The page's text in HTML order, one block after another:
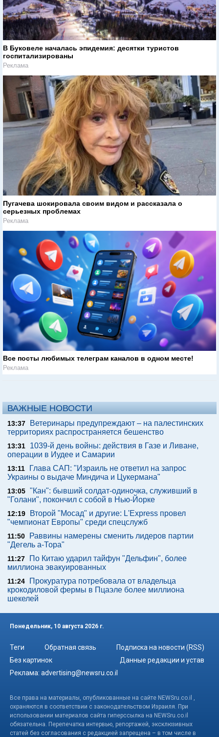
В Буковеле началась эпидемия: десятки туристов
госпитализированы
Реклама
Пугачева шокировала своим видом и рассказала о
серьезных проблемах
Реклама
Все посты любимых телеграм каналов в одном месте!
Реклама
ВАЖНЫЕ НОВОСТИ
13:37
Ветеринары предупреждают – на палестинских
территориях распространяется бешенство
13:31
1039-й день войны: действия в Газе и Ливане,
операции в Иудее и Самарии
13:11
Глава САП: "Израиль не ответил на запрос
Украины о выдаче Миндича и Цукермана"
13:05 "Кан": бывший солдат-одиночка, служивший в
"Голани", покончил с собой в Нью-Йорке
12:19
Второй "Мосад" и другие: L'Express провел
"чемпионат Европы" среди спецслужб
11:50
Раввины намерены сменить лидеров партии
"Дегель а-Тора"
11:27
По Китаю ударил тайфун "Дельфин", более
миллиона эвакуированных
11:24
Прокуратура потребовала от владельца
крокодиловой фермы в Пцаэле более миллиона
шекелей
Понедельник, 10 августа 2026 г.
Теги Обратная связь
Подписка на новости (RSS)
Без картинок
Данные редакции и устав
Реклама: advertising@newsru.co.il
Все права на материалы, опубликованные на сайте NEWSru.co.il ,
охраняются в соответствии с законодательством Израиля. При
использовании материалов сайта гиперссылка на NEWSru.co.il
обязательна. Перепечатка интервью, репортажей, эксклюзивных
статей без согласования с редакцией запрещена – в том числе в